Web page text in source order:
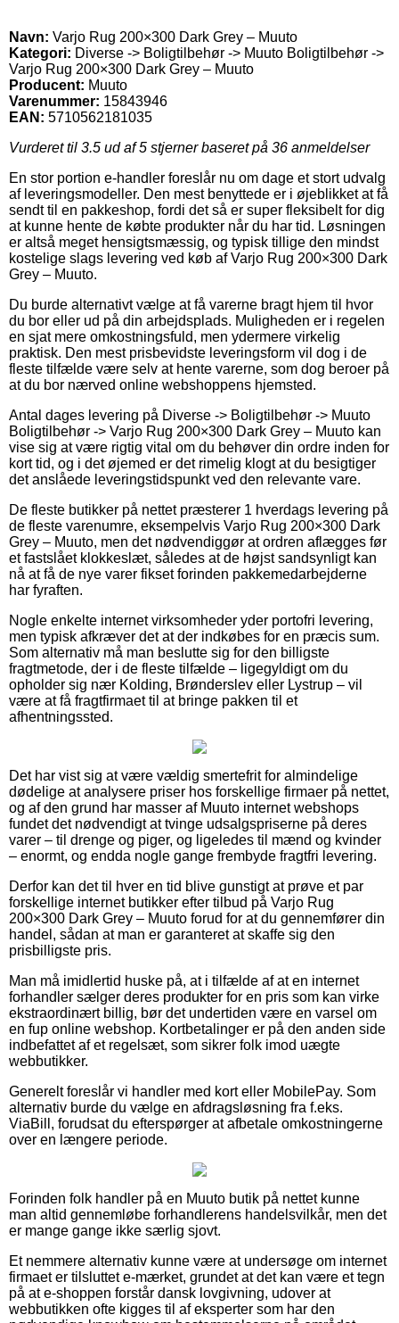
Navn: Varjo Rug 200×300 Dark Grey – Muuto
Kategori: Diverse -> Boligtilbehør -> Muuto Boligtilbehør ->
Varjo Rug 200×300 Dark Grey – Muuto
Producent: Muuto
Varenummer: 15843946
EAN: 5710562181035
Vurderet til 3.5 ud af 5 stjerner baseret på 36 anmeldelser
En stor portion e-handler foreslår nu om dage et stort udvalg
af leveringsmodeller. Den mest benyttede er i øjeblikket at få
sendt til en pakkeshop, fordi det så er super fleksibelt for dig
at kunne hente de købte produkter når du har tid. Løsningen
er altså meget hensigtsmæssig, og typisk tillige den mindst
kostelige slags levering ved køb af Varjo Rug 200×300 Dark
Grey – Muuto.
Du burde alternativt vælge at få varerne bragt hjem til hvor
du bor eller ud på din arbejdsplads. Muligheden er i regelen
en sjat mere omkostningsfuld, men ydermere virkelig
praktisk. Den mest prisbevidste leveringsform vil dog i de
fleste tilfælde være selv at hente varerne, som dog beroer på
at du bor nærved online webshoppens hjemsted.
Antal dages levering på Diverse -> Boligtilbehør -> Muuto
Boligtilbehør -> Varjo Rug 200×300 Dark Grey – Muuto kan
vise sig at være rigtig vital om du behøver din ordre inden for
kort tid, og i det øjemed er det rimelig klogt at du besigtiger
det anslåede leveringstidspunkt ved den relevante vare.
De fleste butikker på nettet præsterer 1 hverdags levering på
de fleste varenumre, eksempelvis Varjo Rug 200×300 Dark
Grey – Muuto, men det nødvendiggør at ordren aflægges før
et fastslået klokkeslæt, således at de højst sandsynligt kan
nå at få de nye varer fikset forinden pakkemedarbejderne
har fyraften.
Nogle enkelte internet virksomheder yder portofri levering,
men typisk afkræver det at der indkøbes for en præcis sum.
Som alternativ må man beslutte sig for den billigste
fragtmetode, der i de fleste tilfælde – ligegyldigt om du
opholder sig nær Kolding, Brønderslev eller Lystrup – vil
være at få fragtfirmaet til at bringe pakken til et
afhentningssted.
Det har vist sig at være vældig smertefrit for almindelige
dødelige at analysere priser hos forskellige firmaer på nettet,
og af den grund har masser af Muuto internet webshops
fundet det nødvendigt at tvinge udsalgspriserne på deres
varer – til drenge og piger, og ligeledes til mænd og kvinder
– enormt, og endda nogle gange frembyde fragtfri levering.
Derfor kan det til hver en tid blive gunstigt at prøve et par
forskellige internet butikker efter tilbud på Varjo Rug
200×300 Dark Grey – Muuto forud for at du gennemfører din
handel, sådan at man er garanteret at skaffe sig den
prisbilligste pris.
Man må imidlertid huske på, at i tilfælde af at en internet
forhandler sælger deres produkter for en pris som kan virke
ekstraordinært billig, bør det undertiden være en varsel om
en fup online webshop. Kortbetalinger er på den anden side
indbefattet af et regelsæt, som sikrer folk imod uægte
webbutikker.
Generelt foreslår vi handler med kort eller MobilePay. Som
alternativ burde du vælge en afdragsløsning fra f.eks.
ViaBill, forudsat du efterspørger at afbetale omkostningerne
over en længere periode.
Forinden folk handler på en Muuto butik på nettet kunne
man altid gennemløbe forhandlerens handelsvilkår, men det
er mange gange ikke særlig sjovt.
Et nemmere alternativ kunne være at undersøge om internet
firmaet er tilsluttet e-mærket, grundet at det kan være et tegn
på at e-shoppen forstår dansk lovgivning, udover at
webbutikken ofte kigges til af eksperter som har den